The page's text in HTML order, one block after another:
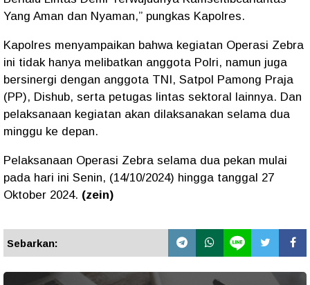
Yang Aman dan Nyaman,” pungkas Kapolres.
Kapolres menyampaikan bahwa kegiatan Operasi Zebra
ini tidak hanya melibatkan anggota Polri, namun juga
bersinergi dengan anggota TNI, Satpol Pamong Praja
(PP), Dishub, serta petugas lintas sektoral lainnya. Dan
pelaksanaan kegiatan akan dilaksanakan selama dua
minggu ke depan.
Pelaksanaan Operasi Zebra selama dua pekan mulai
pada hari ini Senin, (14/10/2024) hingga tanggal 27
Oktober 2024. (zein)
Sebarkan: